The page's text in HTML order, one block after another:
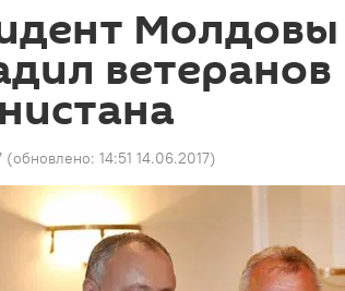
Молдовы
ветеранов
(обновлено: 14:51 14.06.2017)